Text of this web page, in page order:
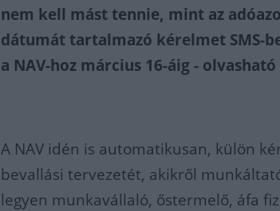
nem kell mást tennie, mint az
dátumát tartalmazó kérelmet SMS-
a NAV-hoz március 16-áig -
A NAV idén is automatikusan, külön
bevallási tervezetét, akikről
legyen munkavállaló, őstermelő, áfa